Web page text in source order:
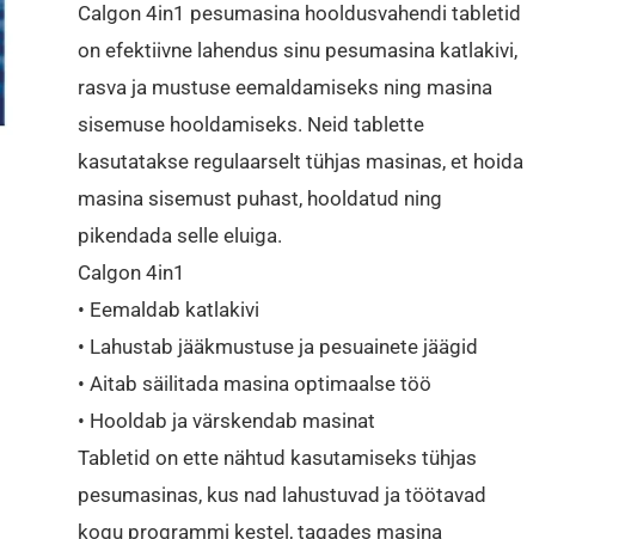
Calgon 4in1 pesumasina hooldusvahendi tabletid
on efektiivne lahendus sinu pesumasina katlakivi,
rasva ja mustuse eemaldamiseks ning masina
sisemuse hooldamiseks. Neid tablette
kasutatakse regulaarselt tühjas masinas, et hoida
masina sisemust puhast, hooldatud ning
pikendada selle eluiga.
Calgon 4in1
• Eemaldab katlakivi
• Lahustab jääkmustuse ja pesuainete jäägid
• Aitab säilitada masina optimaalse töö
• Hooldab ja värskendab masinat
Tabletid on ette nähtud kasutamiseks tühjas
pesumasinas, kus nad lahustuvad ja töötavad
kogu programmi kestel, tagades masina